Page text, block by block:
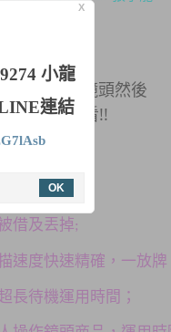
方式：siamour 張小龍
0980-099-274 張先生
買打火機鏡頭然後
來 點進來看!!
單放置桌面
借及丟掉;
速度快速精確，一放
長待機運用時間；
X
小龍
連結
OK